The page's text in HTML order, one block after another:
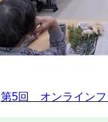
第5回 オンラインフ